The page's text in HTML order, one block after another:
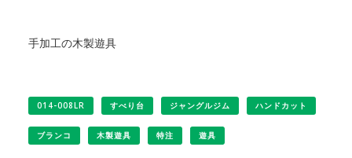
手加工の木製遊具
014-008LR すべり台 ジャングルジム ハンドカット
ブランコ 木製遊具 特注 遊具